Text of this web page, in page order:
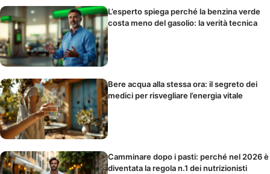
L’esperto spiega perché la benzina verde
costa meno del gasolio: la verità tecnica
Bere acqua alla stessa ora: il segreto dei
medici per risvegliare l’energia vitale
Camminare dopo i pasti: perché nel 2026 è
diventata la regola n.1 dei nutrizionisti